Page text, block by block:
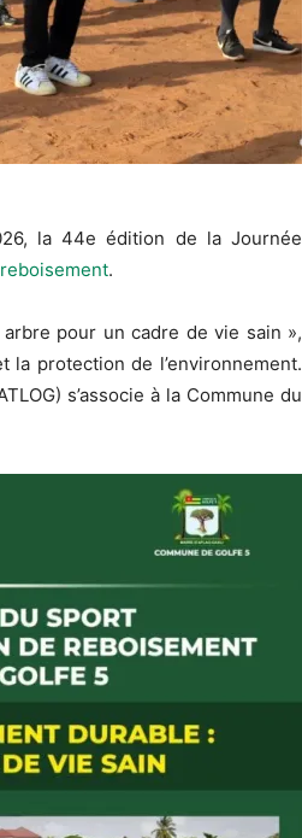
la 44e édition de la Journée
reboisement.
pour un cadre de vie sain »,
protection de l’environnement.
s’associe à la Commune du